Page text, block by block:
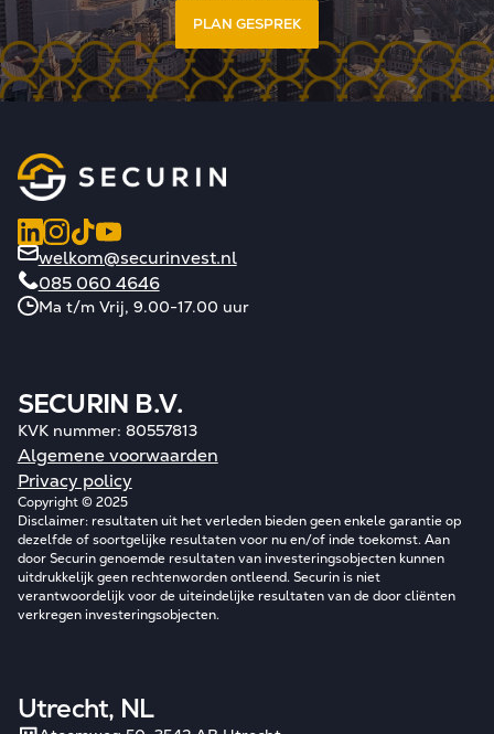
PLAN GESPREK
welkom@securinvest.nl
085 060 4646
Ma t/m Vrij, 9.00-17.00 uur
SECURIN B.V.
KVK nummer: 80557813
Algemene voorwaarden
Privacy policy
Copyright © 2025
Disclaimer: resultaten uit het verleden bieden geen enkele garantie op
dezelfde of soortgelijke resultaten voor nu en/of inde toekomst. Aan
door Securin genoemde resultaten van investeringsobjecten kunnen
uitdrukkelijk geen rechtenworden ontleend. Securin is niet
verantwoordelijk voor de uiteindelijke resultaten van de door cliënten
verkregen investeringsobjecten.
Utrecht, NL